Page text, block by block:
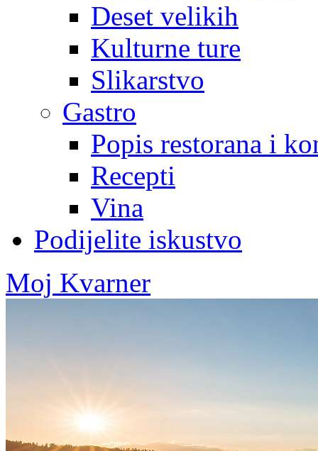
Deset velikih
Kulturne ture
Slikarstvo
Gastro
Popis restorana i
Recepti
Vina
Podijelite iskustvo
Moj Kvarner